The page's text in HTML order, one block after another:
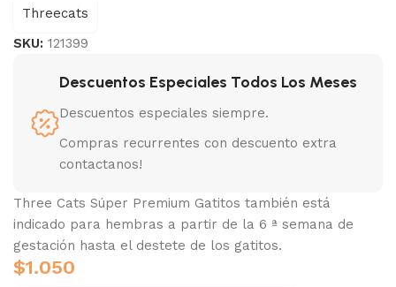
Threecats
SKU: 121399
Descuentos Especiales Todos Los Meses
Descuentos especiales siempre.
Compras recurrentes con descuento extra
contactanos!
Three Cats Súper Premium Gatitos también está
indicado para hembras a partir de la 6 ª semana de
gestación hasta el destete de los gatitos.
$1.050